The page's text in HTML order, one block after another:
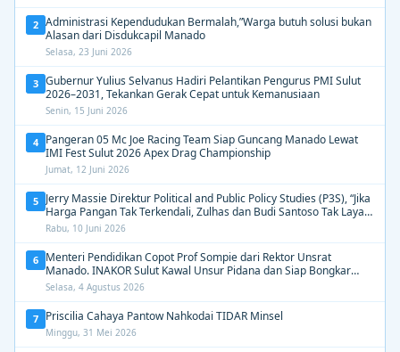
2 Administrasi Kependudukan Bermalah,”Warga butuh solusi bukan
Alasan dari Disdukcapil Manado
Selasa, 23 Juni 2026
3 Gubernur Yulius Selvanus Hadiri Pelantikan Pengurus PMI Sulut
2026–2031, Tekankan Gerak Cepat untuk Kemanusiaan
Senin, 15 Juni 2026
4 Pangeran 05 Mc Joe Racing Team Siap Guncang Manado Lewat
IMI Fest Sulut 2026 Apex Drag Championship
Jumat, 12 Juni 2026
5 Jerry Massie Direktur Political and Public Policy Studies (P3S), “Jika
Harga Pangan Tak Terkendali, Zulhas dan Budi Santoso Tak Layak
Dipertahankan”
Rabu, 10 Juni 2026
6 Menteri Pendidikan Copot Prof Sompie dari Rektor Unsrat
Manado. INAKOR Sulut Kawal Unsur Pidana dan Siap Bongkar
Aroma Busuk di Suksesi Rektor
Selasa, 4 Agustus 2026
7 Priscilia Cahaya Pantow Nahkodai TIDAR Minsel
Minggu, 31 Mei 2026